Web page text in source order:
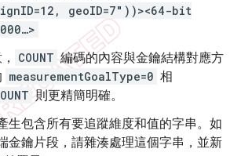
geoID=7"))><64-bit
COUNT 編碼的內容與金鑰結構對應方
measurementGoalType=0 相
則更精簡明確。
生包含所有要追蹤維度和值的字串。如
金鑰片段，請雜湊處理這個字串，並新